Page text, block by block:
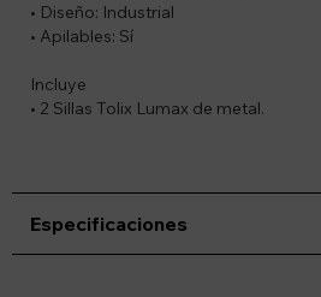
• Diseño: Industrial
• Apilables: Sí
Incluye
• 2 Sillas Tolix Lumax de metal.
Especificaciones